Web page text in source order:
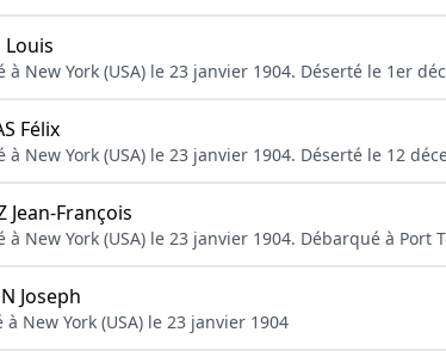
Louis
New York (USA) le 23 janvier 1904. Déserté le 1er
Félix
New York (USA) le 23 janvier 1904. Déserté le 12
Jean-François
New York (USA) le 23 janvier 1904. Débarqué à Port
Joseph
New York (USA) le 23 janvier 1904